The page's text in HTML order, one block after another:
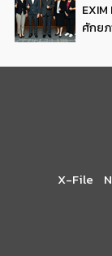
ศักย
X-File